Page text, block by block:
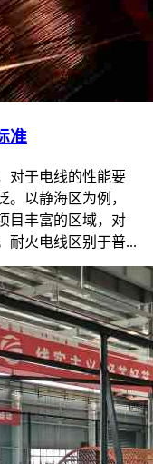
准
对于电线的性能要
。以静海区为例，
目丰富的区域，对
耐火电线区别于普...